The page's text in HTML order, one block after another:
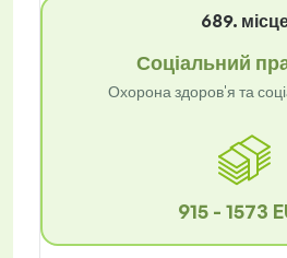
689.
Соціальний
Охорона здоров'я та
915 - 1573